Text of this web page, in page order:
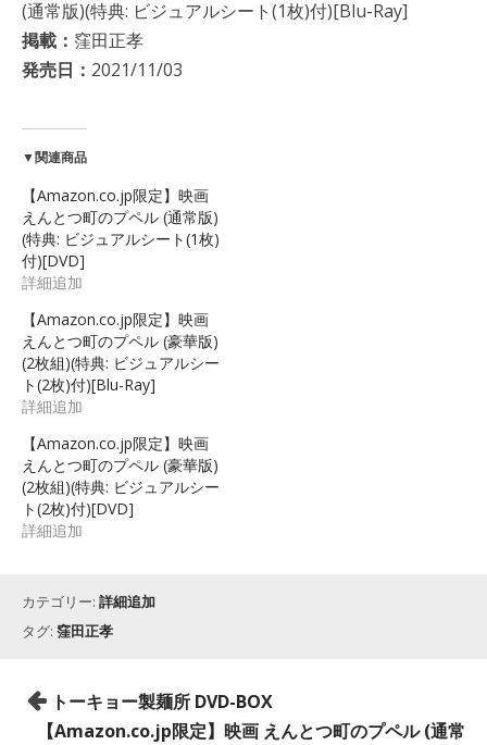
(通常版)(特典: ビジュアルシート(1枚)付)[Blu-Ray]
掲載： 窪田正孝
発売日： 2021/11/03
▼関連商品
【Amazon.co.jp限定】映画
えんとつ町のプペル (通常版)
(特典: ビジュアルシート(1枚)
付)[DVD]
詳細追加
【Amazon.co.jp限定】映画
えんとつ町のプペル (豪華版)
(2枚組)(特典: ビジュアルシー
ト(2枚)付)[Blu-Ray]
詳細追加
【Amazon.co.jp限定】映画
えんとつ町のプペル (豪華版)
(2枚組)(特典: ビジュアルシー
ト(2枚)付)[DVD]
詳細追加
カテゴリー: 詳細追加
タグ: 窪田正孝
投 トーキョー製麺所 DVD-BOX
【Amazon.co.jp限定】映画 えんとつ町のプペル (通常